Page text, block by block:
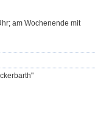
am Wochenende mit